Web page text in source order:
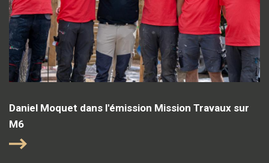
Daniel Moquet dans l'émission Mission Travaux sur
M6